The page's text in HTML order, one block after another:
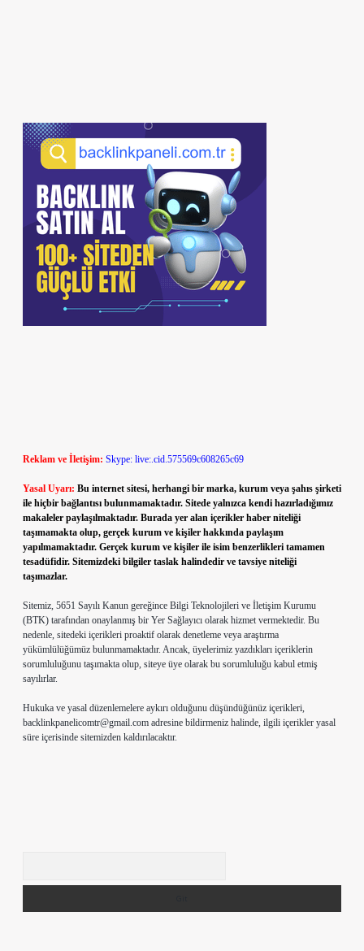
Reklam ve İletişim: Skype: live:.cid.575569c608265c69
Yasal Uyarı: Bu internet sitesi, herhangi bir marka, kurum veya şahıs şirketi
ile hiçbir bağlantısı bulunmamaktadır. Sitede yalnızca kendi hazırladığımız
makaleler paylaşılmaktadır. Burada yer alan içerikler haber niteliği
taşımamakta olup, gerçek kurum ve kişiler hakkında paylaşım
yapılmamaktadır. Gerçek kurum ve kişiler ile isim benzerlikleri tamamen
tesadüfidir. Sitemizdeki bilgiler taslak halindedir ve tavsiye niteliği
taşımazlar.
Sitemiz, 5651 Sayılı Kanun gereğince Bilgi Teknolojileri ve İletişim Kurumu
(BTK) tarafından onaylanmış bir Yer Sağlayıcı olarak hizmet vermektedir. Bu
nedenle, sitedeki içerikleri proaktif olarak denetleme veya araştırma
yükümlülüğümüz bulunmamaktadır. Ancak, üyelerimiz yazdıkları içeriklerin
sorumluluğunu taşımakta olup, siteye üye olarak bu sorumluluğu kabul etmiş
sayılırlar.
Hukuka ve yasal düzenlemelere aykırı olduğunu düşündüğünüz içerikleri,
backlinkpanelicomtr@gmail.com adresine bildirmeniz halinde, ilgili içerikler yasal
süre içerisinde sitemizden kaldırılacaktır.